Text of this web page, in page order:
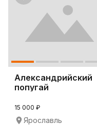
Александрийский
попугай
15 000 ₽
Ярославль